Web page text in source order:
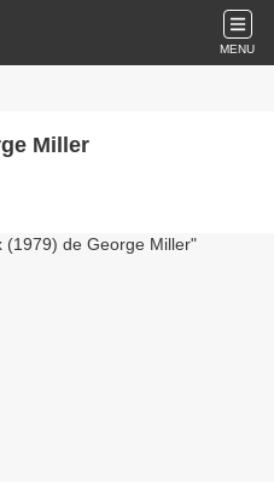
MENU
Miller